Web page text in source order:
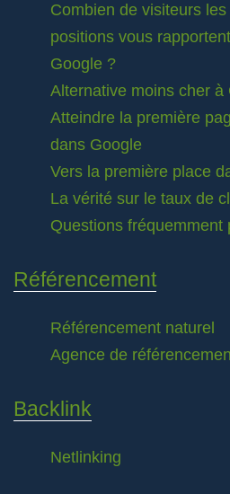
Combien de visiteurs
positions vous
Google ?
Alternative moins cher à
Atteindre la première
dans Google
Vers la première place
La vérité sur le taux de
Questions fréquemment
Référencement
Référencement naturel
Agence de
Backlink
Netlinking